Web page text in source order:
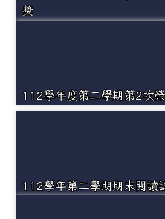
獎
112學年度第二學期第2次
112學年第二學期期末閱讀